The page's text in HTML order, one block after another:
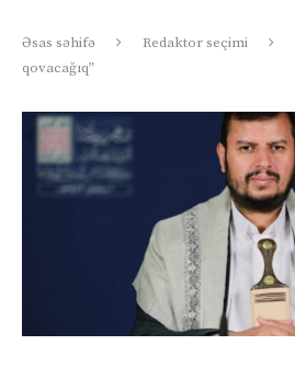
Əsas səhifə Redaktor seçimi
qovacağıq”